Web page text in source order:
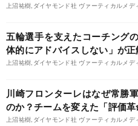
上沼祐樹,ダイヤモンド社 ヴァーティカルメデ
五輪選手を支えたコーチング
体的にアドバイスしない」が正
上沼祐樹,ダイヤモンド社 ヴァーティカルメデ
川崎フロンターレはなぜ常勝
のか？チームを変えた「評価革
上沼祐樹,ダイヤモンド社 ヴァーティカルメデ